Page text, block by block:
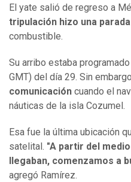
El yate salió de regreso a
tripulación hizo una
combustible.
Su arribo estaba
GMT) del día 29. Sin
comunicación cuando el
náuticas de la isla Cozumel.
Esa fue la última ubicación
satelital. "A partir del
llegaban, comenzamos a
agregó Ramírez.